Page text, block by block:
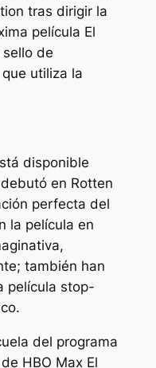
tras dirigir la
película El
de
utiliza la
disponible
en Rotten
perfecta del
la película en
también han
película stop-
del programa
HBO Max El